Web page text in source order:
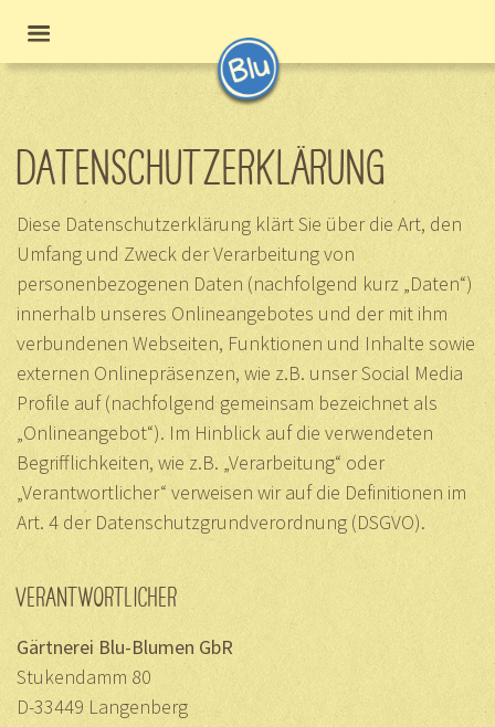
DATENSCHUTZERKLÄRUNG
Diese Datenschutzerklärung klärt Sie über die Art, den
Umfang und Zweck der Verarbeitung von
personenbezogenen Daten (nachfolgend kurz „Daten“)
innerhalb unseres Onlineangebotes und der mit ihm
verbundenen Webseiten, Funktionen und Inhalte sowie
externen Onlinepräsenzen, wie z.B. unser Social Media
Profile auf (nachfolgend gemeinsam bezeichnet als
„Onlineangebot“). Im Hinblick auf die verwendeten
Begrifflichkeiten, wie z.B. „Verarbeitung“ oder
„Verantwortlicher“ verweisen wir auf die Definitionen im
Art. 4 der Datenschutzgrundverordnung (DSGVO).
VERANTWORTLICHER
Gärtnerei Blu-Blumen GbR
Stukendamm 80
D-33449 Langenberg